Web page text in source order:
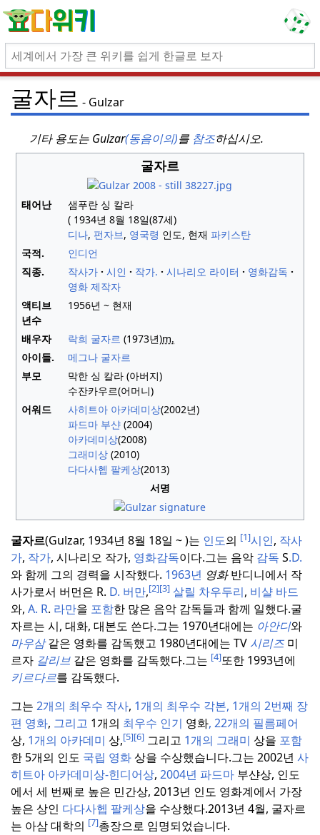
굴자르 Gulzar
기타 용도는 Gulzar(동음이의)를 참조하십시오.
굴자르
태어난
샘푸란 싱 칼라
( 1934년 8월 18일(87세)
디나,펀자브, 영국령 인도, 현재파키스탄
국적.
인디언
직종.
작사가 시인 작가. 시나리오 라이터
영화감독
영화 제작자
액티브
년수
1956년 ~ 현재
배우자 락희 굴자르 (1973년)m.
아이들.
메그나 굴자르
부모
막한 싱 칼라 (아버지)
수잔카우르(어머니)
어워드
사히트아 아카데미상(2002년)
파드마 부샨 (2004)
아카데미상(2008)
그래미상 (2010)
다다사헵 팔케상(2013)
서명
굴자르(Gulzar, 1934년 8월 18일 ~ )는 인도의 [1]시인, 작사
가, 작가, 시나리오 작가, 영화감독이다.그는 음악 감독 S.D.
와 함께 그의 경력을 시작했다. 1963년 영화반디니에서 작
사가로서 버먼은 R. D. 버만,[2][3] 살릴 차우두리, 비샬 바드
와, A. R. 라만을 포함한 많은 음악 감독들과 함께 일했다.굴
자르는 시, 대화, 대본도 쓴다.그는 1970년대에는 아안디와
마우삼같은 영화를 감독했고 1980년대에는 TV 시리즈 미
르자 갈리브 같은 영화를 감독했다.그는 [4]또한 1993년에
키르다르를 감독했다.
그는 2개의 최우수 작사, 1개의 최우수 각본, 1개의 2번째 장
편 영화, 그리고 1개의 최우수 인기 영화, 22개의 필름페어
상, 1개의 아카데미 상,[5][6] 그리고 1개의 그래미 상을 포함
한 5개의 인도 국립 영화상을 수상했습니다.그는 2002년 사
히트아 아카데미상-힌디어상, 2004년 파드마 부샨상, 인도
에서 세 번째로 높은 민간상, 2013년 인도 영화계에서 가장
높은 상인 다다사헵 팔케상을 수상했다.2013년 4월, 굴자르
는 아삼 대학의 [7]총장으로 임명되었습니다.